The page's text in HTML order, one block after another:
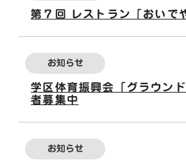
第７回 レストラン「おいで
お知らせ
学区体育振興会「グラウン
者募集中
お知らせ